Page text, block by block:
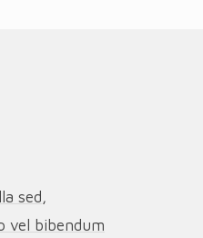
sed,
vel bibendum